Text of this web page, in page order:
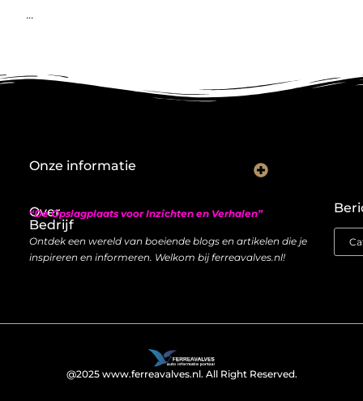
...
Over
Bedrijf
“De Opslagplaats voor Inzichten en Verhalen”
Ontdek een wereld van boeiende blogs en artikelen die je
inspireren en informeren. Welkom bij ferreavalves.nl!
Onze informatie
@2025 www.ferreavalves.nl. All Right Reserved.